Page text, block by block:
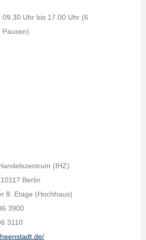
09.30 Uhr bis 17.00 Uhr (6
Pausen)
(IHZ)
Berlin
8. Etage (Hochhaus)
3900
3110